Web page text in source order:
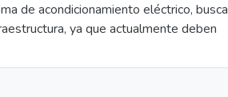
de acondicionamiento eléctrico, busca
ya que actualmente deben